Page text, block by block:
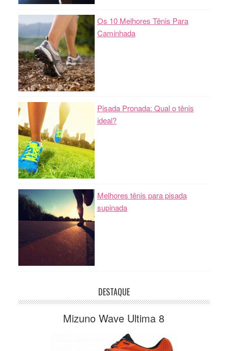
Os 10 Melhores Tênis Para
Caminhada
Pisada Pronada: Qual o tênis
ideal?
Melhores tênis para pisada
supinada
DESTAQUE
Mizuno Wave Ultima 8